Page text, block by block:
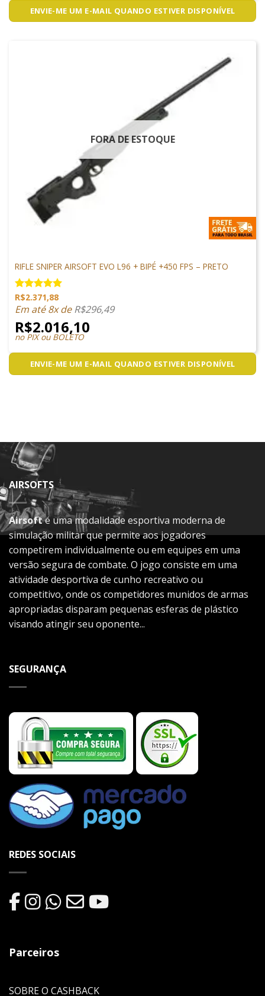
ENVIE-ME UM E-MAIL QUANDO ESTIVER DISPONÍVEL
FORA DE ESTOQUE
RIFLE SNIPER AIRSOFT EVO L96 + BIPÉ +450 FPS – PRETO
Avaliação
5.00 de 5
R$2.371,88
Em até 8x deR$296,49
R$2.016,10
no PIX ou BOLETO
ENVIE-ME UM E-MAIL QUANDO ESTIVER DISPONÍVEL
AIRSOFTS
Airsofté uma modalidade esportiva moderna de
simulação militar que permite aos jogadores
competirem individualmente ou em equipes em uma
versão segura de combate. O jogo consiste em uma
atividade desportiva de cunho recreativo ou
competitivo, onde os competidores munidos de armas
apropriadas disparam pequenas esferas de plástico
visando atingir seu oponente...
SEGURANÇA
REDES SOCIAIS
Parceiros
SOBRE O CASHBACK